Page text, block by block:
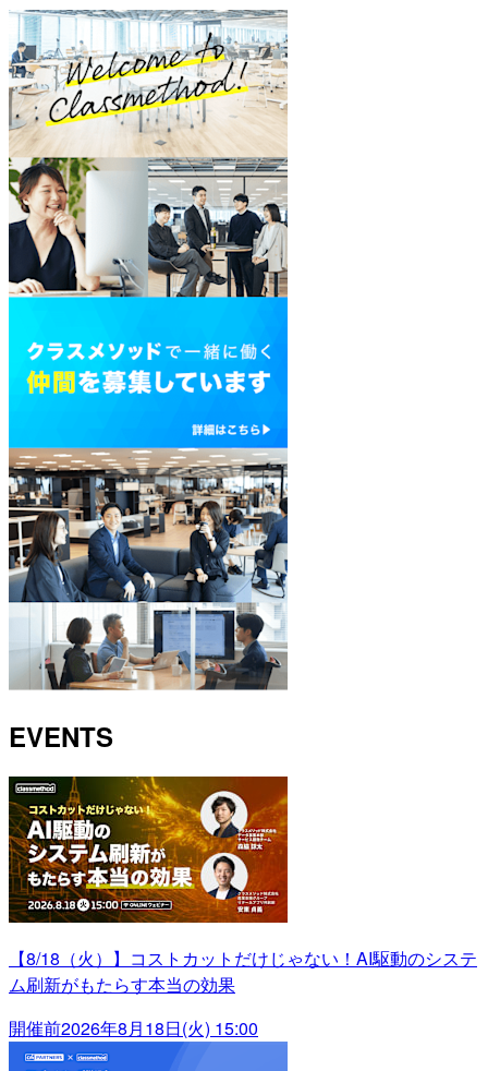
EVENTS
【8/18（火）】コストカットだけじゃない！AI駆動のシステ
ム刷新がもたらす本当の効果
開催前2026年8月18日(火) 15:00